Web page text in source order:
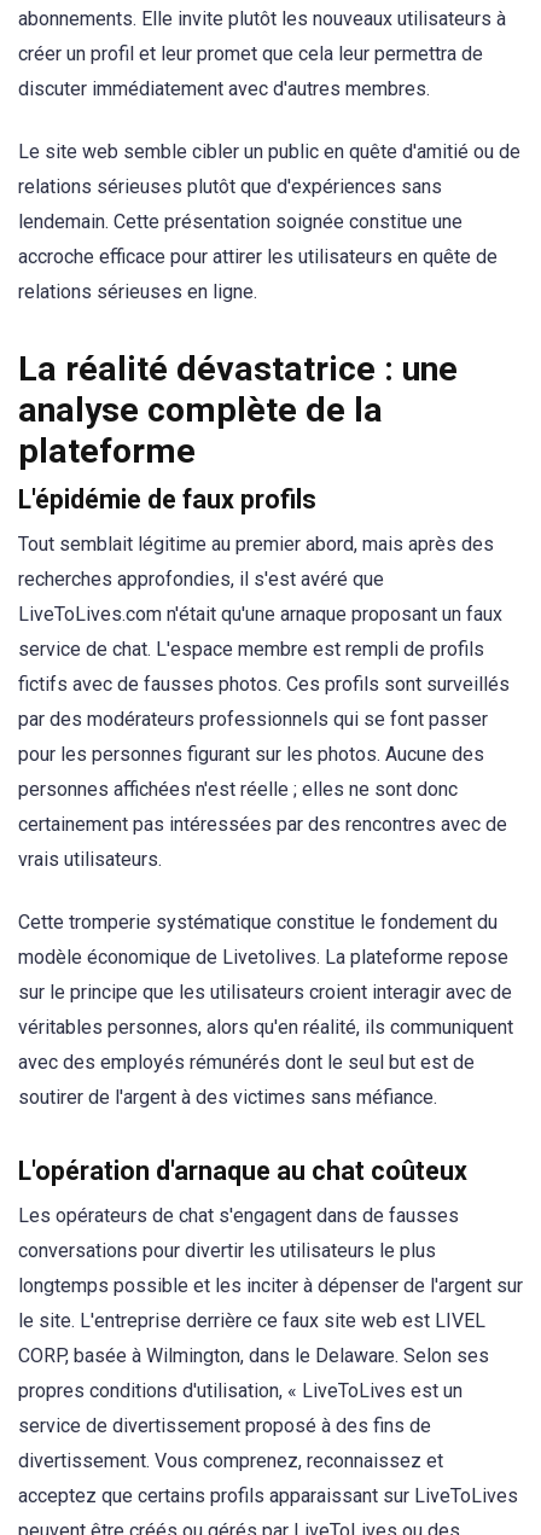
abonnements. Elle invite plutôt les nouveaux utilisateurs à
créer un profil et leur promet que cela leur permettra de
discuter immédiatement avec d'autres membres.
Le site web semble cibler un public en quête d'amitié ou de
relations sérieuses plutôt que d'expériences sans
lendemain. Cette présentation soignée constitue une
accroche efficace pour attirer les utilisateurs en quête de
relations sérieuses en ligne.
La réalité dévastatrice : une
analyse complète de la
plateforme
L'épidémie de faux profils
Tout semblait légitime au premier abord, mais après des
recherches approfondies, il s'est avéré que
LiveToLives.com n'était qu'une arnaque proposant un faux
service de chat. L'espace membre est rempli de profils
fictifs avec de fausses photos. Ces profils sont surveillés
par des modérateurs professionnels qui se font passer
pour les personnes figurant sur les photos. Aucune des
personnes affichées n'est réelle ; elles ne sont donc
certainement pas intéressées par des rencontres avec de
vrais utilisateurs.
Cette tromperie systématique constitue le fondement du
modèle économique de Livetolives. La plateforme repose
sur le principe que les utilisateurs croient interagir avec de
véritables personnes, alors qu'en réalité, ils communiquent
avec des employés rémunérés dont le seul but est de
soutirer de l'argent à des victimes sans méfiance.
L'opération d'arnaque au chat coûteux
Les opérateurs de chat s'engagent dans de fausses
conversations pour divertir les utilisateurs le plus
longtemps possible et les inciter à dépenser de l'argent sur
le site. L'entreprise derrière ce faux site web est LIVEL
CORP, basée à Wilmington, dans le Delaware. Selon ses
propres conditions d'utilisation, « LiveToLives est un
service de divertissement proposé à des fins de
divertissement. Vous comprenez, reconnaissez et
acceptez que certains profils apparaissant sur LiveToLives
peuvent être créés ou gérés par LiveToLives ou des